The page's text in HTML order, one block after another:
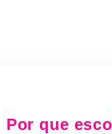
Por que